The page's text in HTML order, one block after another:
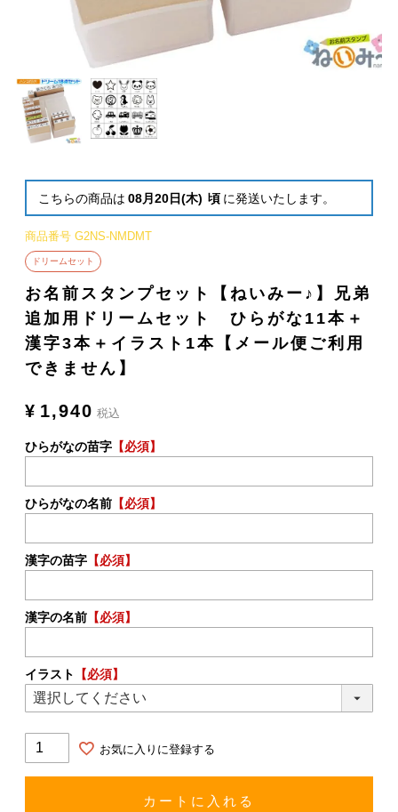
こちらの商品は 08月20日(木) 頃 に発送いたします。
商品番号 G2NS-NMDMT
ドリームセット
お名前スタンプセット【ねいみー♪】兄弟
追加用ドリームセット ひらがな11本＋
漢字3本＋イラスト1本【メール便ご利用
できません】
¥ 1,940 税込
ひらがなの苗字 【必須】
ひらがなの名前 【必須】
漢字の苗字 【必須】
漢字の名前 【必須】
イラスト 【必須】
お気に入りに登録する
カートに入れる